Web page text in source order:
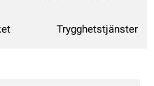
Trygghetstjänster